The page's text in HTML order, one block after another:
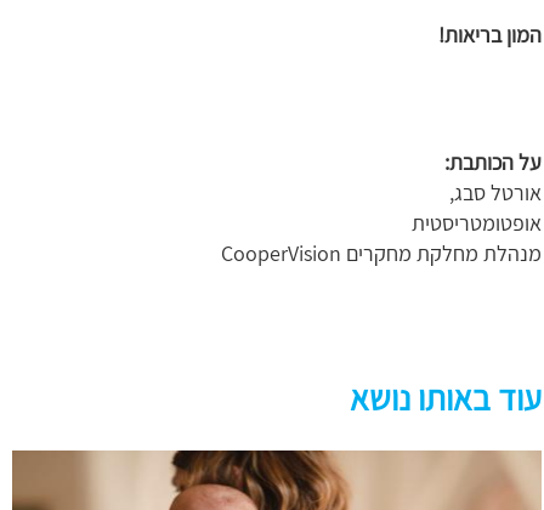
המון בריאות!
על הכותבת:
אורטל סבג,
אופטומטריסטית
מנהלת מחלקת מחקרים CooperVision
עוד באותו נושא